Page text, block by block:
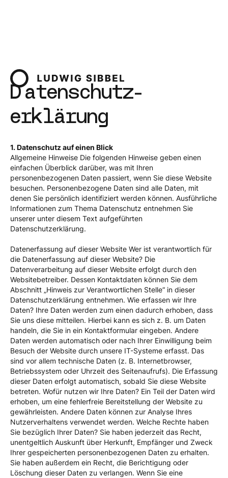
Datenschutz­
erklärung
1. Datenschutz auf einen Blick
Allgemeine Hinweise Die folgenden Hinweise geben einen
einfachen Überblick darüber, was mit Ihren
personenbezogenen Daten passiert, wenn Sie diese Website
besuchen. Personenbezogene Daten sind alle Daten, mit
denen Sie persönlich identifiziert werden können. Ausführliche
Informationen zum Thema Datenschutz entnehmen Sie
unserer unter diesem Text aufgeführten
Datenschutzerklärung.
Datenerfassung auf dieser Website Wer ist verantwortlich für
die Datenerfassung auf dieser Website? Die
Datenverarbeitung auf dieser Website erfolgt durch den
Websitebetreiber. Dessen Kontaktdaten können Sie dem
Abschnitt „Hinweis zur Verantwortlichen Stelle“ in dieser
Datenschutzerklärung entnehmen. Wie erfassen wir Ihre
Daten? Ihre Daten werden zum einen dadurch erhoben, dass
Sie uns diese mitteilen. Hierbei kann es sich z. B. um Daten
handeln, die Sie in ein Kontaktformular eingeben. Andere
Daten werden automatisch oder nach Ihrer Einwilligung beim
Besuch der Website durch unsere IT-Systeme erfasst. Das
sind vor allem technische Daten (z. B. Internetbrowser,
Betriebssystem oder Uhrzeit des Seitenaufrufs). Die Erfassung
dieser Daten erfolgt automatisch, sobald Sie diese Website
betreten. Wofür nutzen wir Ihre Daten? Ein Teil der Daten wird
erhoben, um eine fehlerfreie Bereitstellung der Website zu
gewährleisten. Andere Daten können zur Analyse Ihres
Nutzerverhaltens verwendet werden. Welche Rechte haben
Sie bezüglich Ihrer Daten? Sie haben jederzeit das Recht,
unentgeltlich Auskunft über Herkunft, Empfänger und Zweck
Ihrer gespeicherten personenbezogenen Daten zu erhalten.
Sie haben außerdem ein Recht, die Berichtigung oder
Löschung dieser Daten zu verlangen. Wenn Sie eine